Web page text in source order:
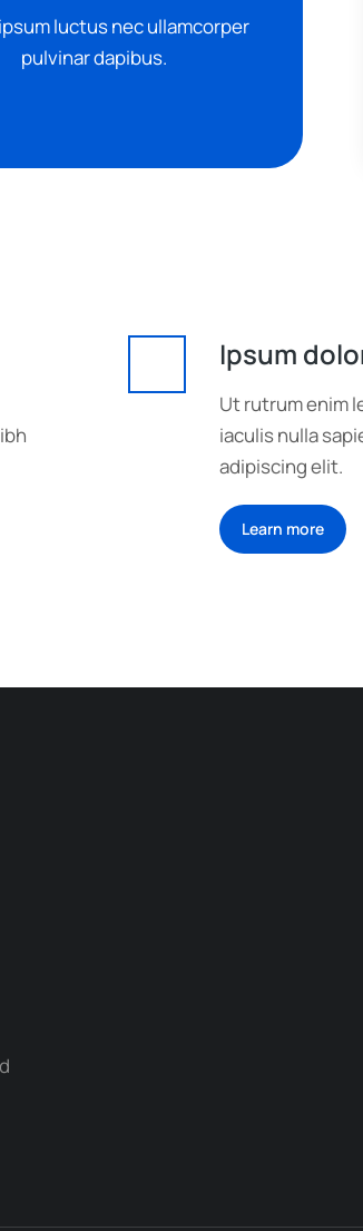
luctus nec ullamcorper
pulvinar dapibus.
Ipsum
Ut rutrum enim
iaculis nulla
adipiscing elit.
Learn more